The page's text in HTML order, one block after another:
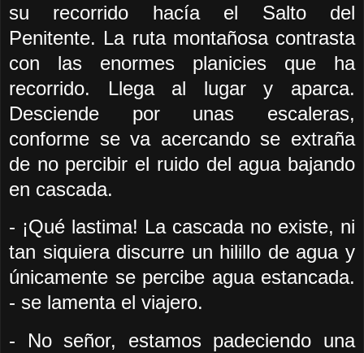
su recorrido hacía el Salto del
Penitente. La ruta montañosa contrasta
con las enormes planicies que ha
recorrido. Llega al lugar y aparca.
Desciende por unas escaleras,
conforme se va acercando se extraña
de no percibir el ruido del agua bajando
en cascada.
- ¡Qué lastima! La cascada no existe, ni
tan siquiera discurre un hilillo de agua y
únicamente se percibe agua estancada.
- se lamenta el viajero.
- No señor, estamos padeciendo una